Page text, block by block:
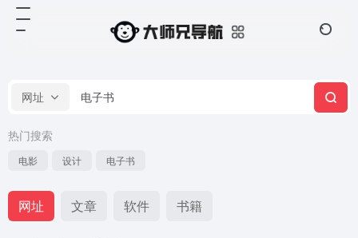
网址
热门搜索
电影 设计 电子书
网址 文章 软件 书籍